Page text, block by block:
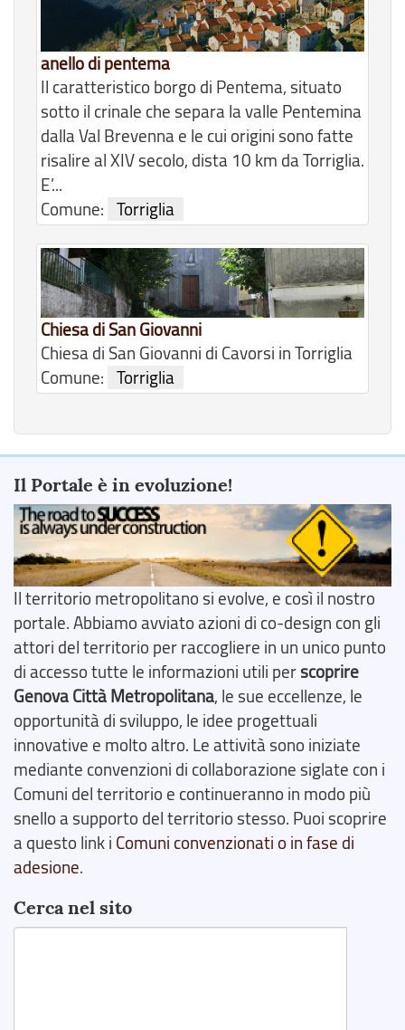
anello di pentema
Il caratteristico borgo di Pentema, situato
sotto il crinale che separa la valle Pentemina
dalla Val Brevenna e le cui origini sono fatte
risalire al XIV secolo, dista 10 km da Torriglia.
E’...
Comune: Torriglia
Chiesa di San Giovanni
Chiesa di San Giovanni di Cavorsi in Torriglia
Comune: Torriglia
Il Portale è in evoluzione!
Il territorio metropolitano si evolve, e così il nostro
portale. Abbiamo avviato azioni di co-design con gli
attori del territorio per raccogliere in un unico punto
di accesso tutte le informazioni utili perscoprire
Genova Città Metropolitana, le sue eccellenze, le
opportunità di sviluppo, le idee progettuali
innovative e molto altro. Le attività sono iniziate
mediante convenzioni di collaborazione siglate con i
Comuni del territorio e continueranno in modo più
snello a supporto del territorio stesso. Puoi scoprire
a questo link i Comuni convenzionati o in fase di
adesione.
Cerca nel sito